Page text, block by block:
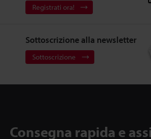
Registrati ora!
Sottoscrizione alla newsletter
Sottoscrizione
Consegna rapida e